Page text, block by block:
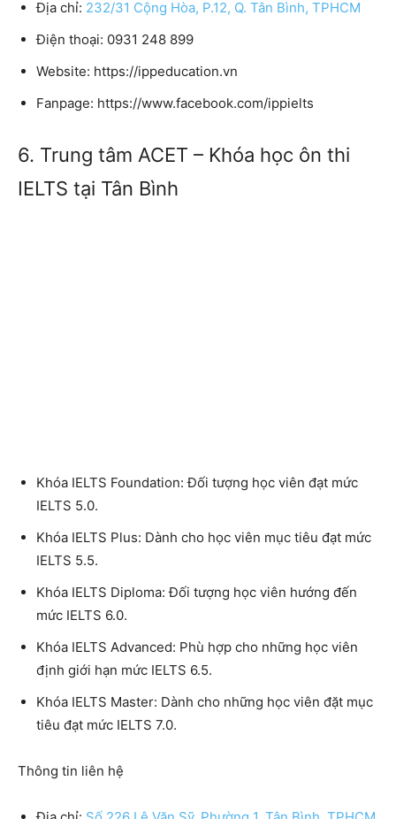
Địa chỉ: 232/31 Cộng Hòa, P.12, Q. Tân Bình, TPHCM
Điện thoại: 0931 248 899
Website: https://ippeducation.vn
Fanpage: https://www.facebook.com/ippielts
6. Trung tâm ACET – Khóa học ôn thi
IELTS tại Tân Bình
Khóa IELTS Foundation: Đối tượng học viên đạt mức
IELTS 5.0.
Khóa IELTS Plus: Dành cho học viên mục tiêu đạt mức
IELTS 5.5.
Khóa IELTS Diploma: Đối tượng học viên hướng đến
mức IELTS 6.0.
Khóa IELTS Advanced: Phù hợp cho những học viên
định giới hạn mức IELTS 6.5.
Khóa IELTS Master: Dành cho những học viên đặt mục
tiêu đạt mức IELTS 7.0.
Thông tin liên hệ